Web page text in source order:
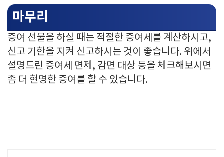
마무리
증여 선물을 하실 때는 적절한 증여세를 계산하시고,
신고 기한을 지켜 신고하시는 것이 좋습니다. 위에서
설명드린 증여세 면제, 감면 대상 등을 체크해보시면
좀 더 현명한 증여를 할 수 있습니다.